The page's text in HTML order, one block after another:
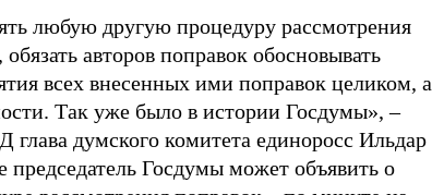
любую другую процедуру рассмотрения
авторов поправок обосновывать
всех внесенных ими поправок целиком, а
Так уже было в истории Госдумы», –
глава думского комитета единоросс Ильдар
Госдумы может объявить о